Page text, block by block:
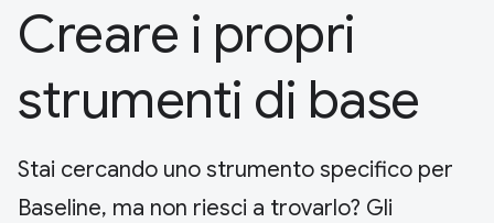
Creare i propri
strumenti di base
Stai cercando uno strumento specifico per
Baseline, ma non riesci a trovarlo? Gli